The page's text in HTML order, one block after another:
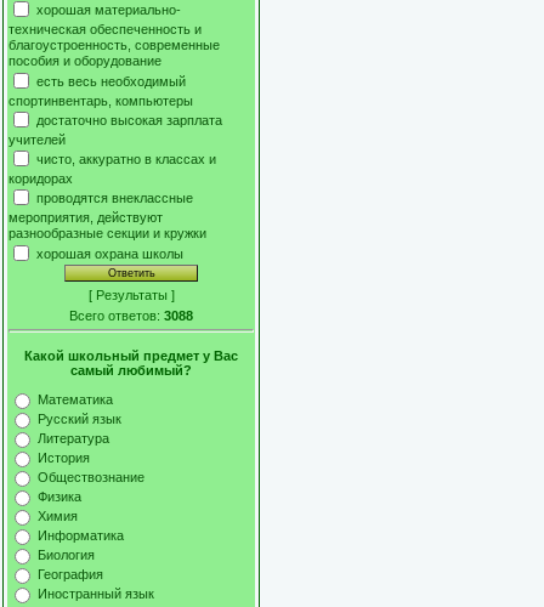
хорошая материально-
техническая обеспеченность и
благоустроенность, современные
пособия и оборудование
есть весь необходимый
спортинвентарь, компьютеры
достаточно высокая зарплата
учителей
чисто, аккуратно в классах и
коридорах
проводятся внеклассные
мероприятия, действуют
разнообразные секции и кружки
хорошая охрана школы
[ Результаты ]
Всего ответов: 3088
Какой школьный предмет у Вас
самый любимый?
Математика
Русский язык
Литература
История
Обществознание
Физика
Химия
Информатика
Биология
География
Иностранный язык